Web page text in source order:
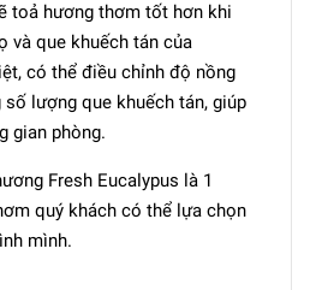
toả hương thơm tốt hơn khi
và que khuếch tán của
có thể điều chỉnh độ nồng
lượng que khuếch tán, giúp
gian phòng.
Fresh Eucalypus là 1
quý khách có thể lựa chọn
mình.